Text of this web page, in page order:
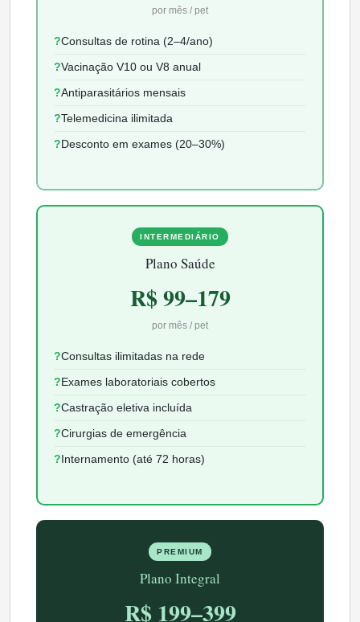
por mês / pet
Consultas de rotina (2–4/ano)
Vacinação V10 ou V8 anual
Antiparasitários mensais
Telemedicina ilimitada
Desconto em exames (20–30%)
INTERMEDIÁRIO
Plano Saúde
R$ 99–179
por mês / pet
Consultas ilimitadas na rede
Exames laboratoriais cobertos
Castração eletiva incluída
Cirurgias de emergência
Internamento (até 72 horas)
PREMIUM
Plano Integral
R$ 199–399